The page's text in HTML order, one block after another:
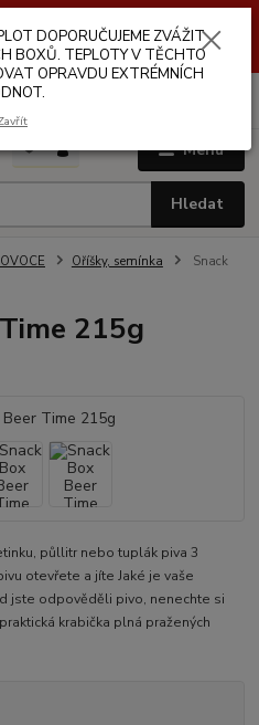
BOXECH MŮŽE DOSAHOVAT
HODNOT.
Menu
Hledat
Oříšky, semínka
Snack
215g
půllitr nebo tuplák piva 3
otevřete a jíte Jaké je vaše
jste odpověděli pivo, nenechte si
krabička plná pražených
DOPORUČUJEME ZVÁŽIT
BOXŮ. TEPLOTY V TĚCHTO
OPRAVDU EXTRÉMNÍCH